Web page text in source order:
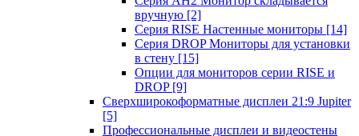
вручную [2]
Серия RISE Настенные мониторы [14]
Серия DROP Мониторы для установки
в стену [15]
Опции для мониторов серии RISE и
DROP [9]
Сверхширокоформатные дисплеи 21:9 Jupiter
[5]
Профессиональные дисплеи и видеостены